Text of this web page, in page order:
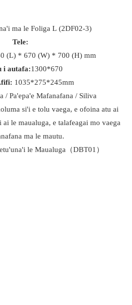
ma le Foliga L (2DF02-3)
Tele:
(L) * 670 (W) * 700 (H) mm
i autafa:1300*670
1035*275*245mm
/ Pa'epa'e Mafanafana / Siliva
si'i e tolu vaega, e ofoina atu ai
ai le maualuga, e talafeagai mo vaega
ma le mautu.